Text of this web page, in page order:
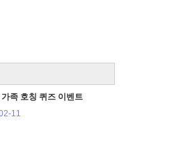
족 호칭 퀴즈 이벤트
11